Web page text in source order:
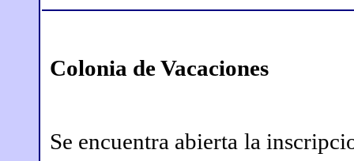
Colonia de Vacaciones
Se encuentra abierta la